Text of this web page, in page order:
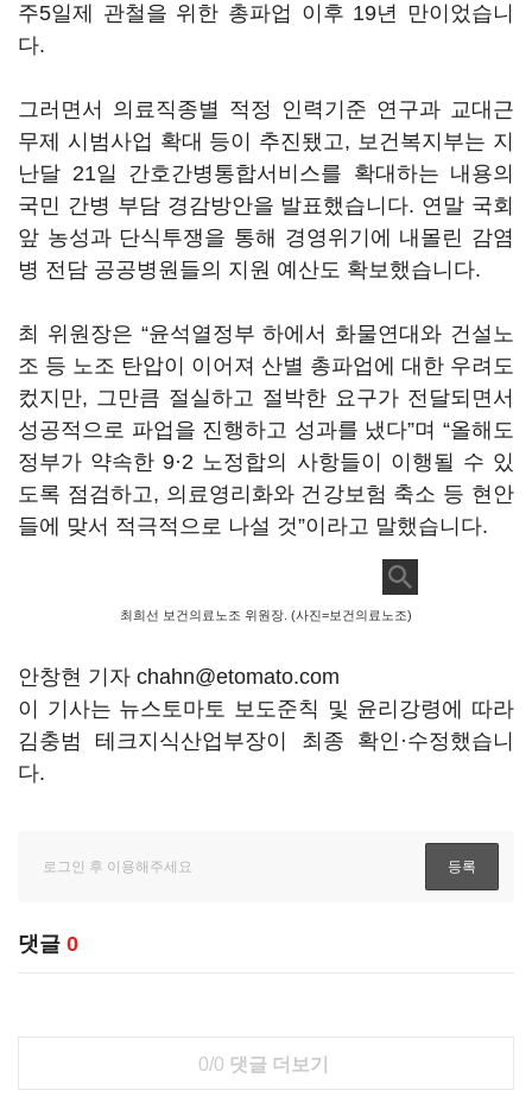
주5일제 관철을 위한 총파업 이후 19년 만이었습니
다.
그러면서 의료직종별 적정 인력기준 연구과 교대근
무제 시범사업 확대 등이 추진됐고, 보건복지부는 지
난달 21일 간호간병통합서비스를 확대하는 내용의
국민 간병 부담 경감방안을 발표했습니다. 연말 국회
앞 농성과 단식투쟁을 통해 경영위기에 내몰린 감염
병 전담 공공병원들의 지원 예산도 확보했습니다.
최 위원장은 “윤석열정부 하에서 화물연대와 건설노
조 등 노조 탄압이 이어져 산별 총파업에 대한 우려도
컸지만, 그만큼 절실하고 절박한 요구가 전달되면서
성공적으로 파업을 진행하고 성과를 냈다”며 “올해도
정부가 약속한 9·2 노정합의 사항들이 이행될 수 있
도록 점검하고, 의료영리화와 건강보험 축소 등 현안
들에 맞서 적극적으로 나설 것”이라고 말했습니다.
최희선 보건의료노조 위원장. (사진=보건의료노조)
안창현 기자 chahn@etomato.com
이 기사는 뉴스토마토 보도준칙 및 윤리강령에 따라
김충범 테크지식산업부장이 최종 확인·수정했습니
다.
댓글 0
0/0 댓글 더보기